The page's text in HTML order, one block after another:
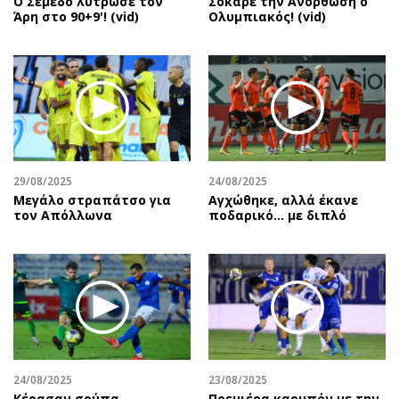
Άρη στο 90+9'! (vid)
Ολυμπιακός! (vid)
29/08/2025
Μεγάλο στραπάτσο για
τον Απόλλωνα
24/08/2025
Αγχώθηκε, αλλά έκανε
ποδαρικό… με διπλό
24/08/2025 23/08/2025